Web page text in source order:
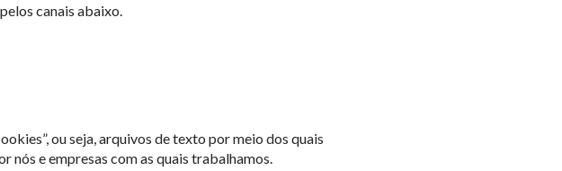
canais abaixo.
ou seja, arquivos de texto por meio dos quais
e empresas com as quais trabalhamos.